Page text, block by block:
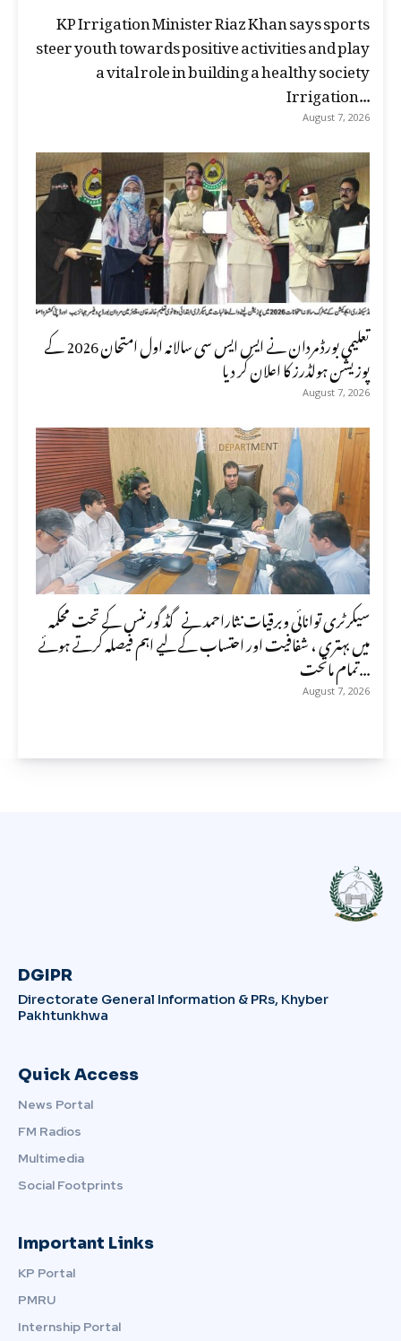
KP Irrigation Minister Riaz Khan says sports
steer youth towards positive activities and play
a vital role in building a healthy society
Irrigation...
August 7, 2026
تعلیمی بورڈ مردان نے ایس ایس سی سالانہ اول امتحان 2026 کے
پوزیشن ہولڈرز کا اعلان کر دیا
August 7, 2026
سیکرٹری توانائی وبرقیات نثاراحمد نے گڈ گورننس کے تحت محکمہ
میں بہتری ، شفافیت اور احتساب کے لیے اہم فیصلہ کرتے ہوئے
تمام ماتحت...
August 7, 2026
DGIPR
Directorate General Information & PRs, Khyber
Pakhtunkhwa
Quick Access
News Portal
FM Radios
Multimedia
Social Footprints
Important Links
KP Portal
PMRU
Internship Portal